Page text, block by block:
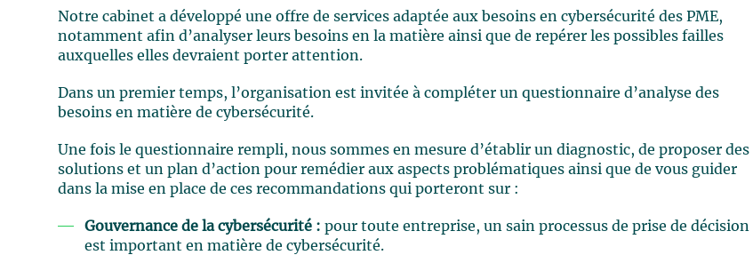
Notre cabinet a développé une offre de services adaptée aux besoins en cybersécurité des PME,
notamment afin d’analyser leurs besoins en la matière ainsi que de repérer les possibles failles
auxquelles elles devraient porter attention.
Dans un premier temps, l’organisation est invitée à compléter un questionnaire d’analyse des
besoins en matière de cybersécurité.
Une fois le questionnaire rempli, nous sommes en mesure d’établir un diagnostic, de proposer des
solutions et un plan d’action pour remédier aux aspects problématiques ainsi que de vous guider
dans la mise en place de ces recommandations qui porteront sur :
Gouvernance de la cybersécurité :pour toute entreprise, un sain processus de prise de décision
est important en matière de cybersécurité.